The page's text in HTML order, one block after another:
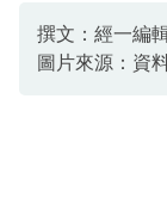
撰文：經一編
圖片來源：資